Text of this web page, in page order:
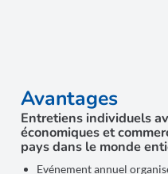
Avantages
Entretiens individuels
économiques et
pays dans le monde
Evénement annuel